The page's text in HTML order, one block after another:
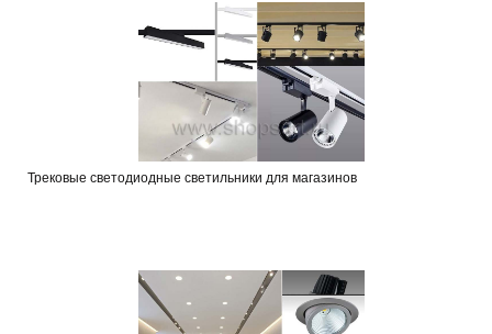
Трековые светодиодные светильники для магазинов